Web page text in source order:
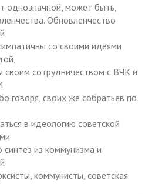
однозначной, может быть,
Обновленчество
со своими идеями
своим сотрудничеством с ВЧК и
говоря, своих же собратьев по
в идеологию советской
синтез из коммунизма и
коммунисты, советская